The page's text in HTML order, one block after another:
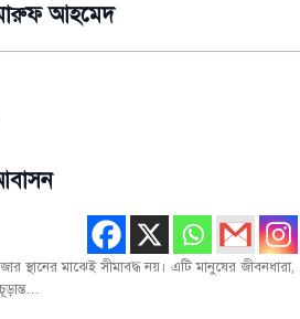
আহমেদ
স্থানের মাঝেই সীমাবদ্ধ নয়। এটি মানুষের জীবনধারা,